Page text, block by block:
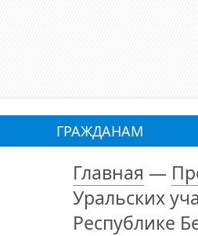
ГРАЖДАНАМ
Главная —
Уральских
Республике